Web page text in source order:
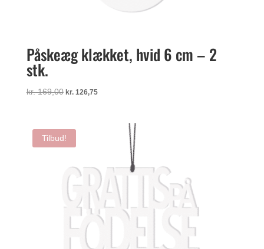
Påskeæg klækket, hvid 6 cm – 2
stk.
kr.169,00 Den
kr. 169,00.
kr.126,75Den
kr. 126,75.
Tilbud!